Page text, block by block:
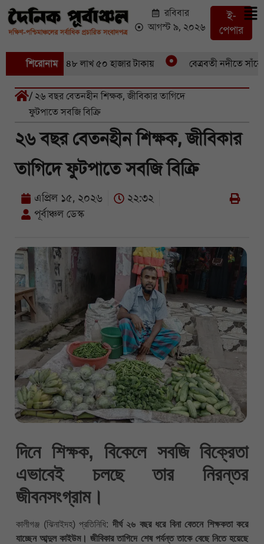
রবিবার
আগস্ট ৯, ২০২৬
ই-
পেপার
শিরোনাম
ইলিশবিক্রি ৪৮ লাখ ৫০ হাজার টাকায় বেত্রবতী নদীতে সাঁকো
/ ২৬ বছর বেতনহীন শিক্ষক, জীবিকার তাগিদে
ফুটপাতে সবজি বিক্রি
২৬ বছর বেতনহীন শিক্ষক, জীবিকার
তাগিদে ফুটপাতে সবজি বিক্রি
এপ্রিল ১৫, ২০২৬
২২:৩২
পূর্বাঞ্চল ডেস্ক
দিনে শিক্ষক, বিকেলে সবজি বিক্রেতা
এভাবেই চলছে তার নিরন্তর
জীবনসংগ্রাম।
কালীগঞ্জ (ঝিনাইদহ) প্রতিনিধি:দীর্ঘ ২৬ বছর ধরে বিনা বেতনে শিক্ষকতা করে
যাচ্ছেন আব্দুল কাইউম। জীবিকার তাগিদে শেষ পর্যন্ত তাকে বেছে নিতে হয়েছে